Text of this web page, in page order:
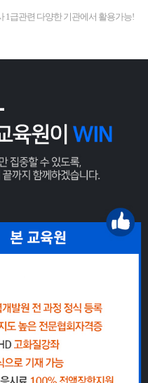
1급관련 다양한 기관에서 활용가능!